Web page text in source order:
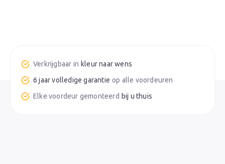
kleur naar wens
6 jaar volledige garantie
bij u thuis